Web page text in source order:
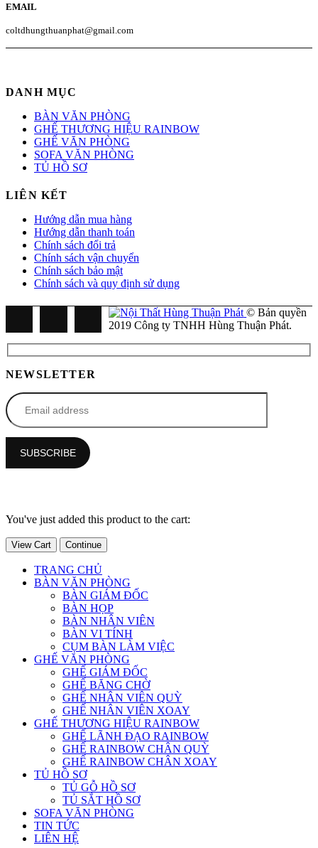
EMAIL
coltdhungthuanphat@gmail.com
DANH MỤC
BÀN VĂN PHÒNG
GHẾ THƯƠNG HIỆU RAINBOW
GHẾ VĂN PHÒNG
SOFA VĂN PHÒNG
TỦ HỒ SƠ
LIÊN KẾT
Hướng dẫn mua hàng
Hướng dẫn thanh toán
Chính sách đổi trả
Chính sách vận chuyển
Chính sách bảo mật
Chính sách và quy định sử dụng
© Bản quyền
2019 Công ty TNHH Hùng Thuận Phát.
NEWSLETTER
You've just added this product to the cart:
View Cart Continue
TRANG CHỦ
BÀN VĂN PHÒNG
BÀN GIÁM ĐỐC
BÀN HỌP
BÀN NHÂN VIÊN
BÀN VI TÍNH
CỤM BÀN LÀM VIỆC
GHẾ VĂN PHÒNG
GHẾ GIÁM ĐỐC
GHẾ BĂNG CHỜ
GHẾ NHÂN VIÊN QUỲ
GHẾ NHÂN VIÊN XOAY
GHẾ THƯƠNG HIỆU RAINBOW
GHẾ LÃNH ĐẠO RAINBOW
GHẾ RAINBOW CHÂN QUỲ
GHẾ RAINBOW CHÂN XOAY
TỦ HỒ SƠ
TỦ GỖ HỒ SƠ
TỦ SẮT HỒ SƠ
SOFA VĂN PHÒNG
TIN TỨC
LIÊN HỆ